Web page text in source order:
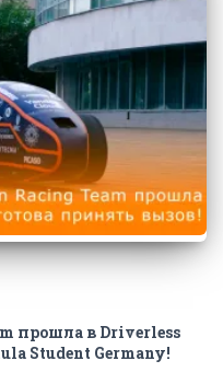
прошла в Driverless
Student Germany!